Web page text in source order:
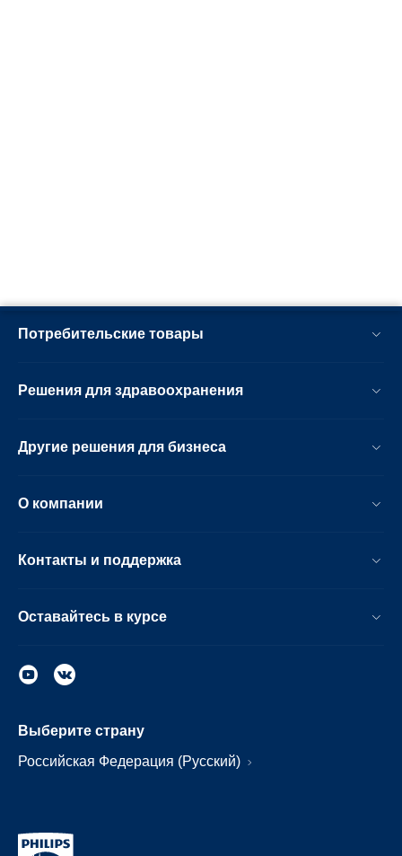
Потребительские товары
Решения для здравоохранения
Другие решения для бизнеса
О компании
Контакты и поддержка
Оставайтесь в курсе
Выберите страну
Российская Федерация (Русский)